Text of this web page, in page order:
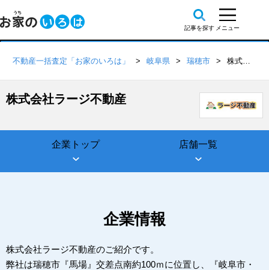
不動産一括査定「お家のいろは」 岐阜県 瑞穂市 株式会社ラージ不動産
株式会社ラージ不動産
企業トップ 店舗一覧
企業情報
株式会社ラージ不動産のご紹介です。
弊社は瑞穂市『馬場』交差点南約100ｍに位置し、『岐阜市・